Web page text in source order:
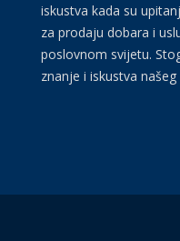
iskustva kada su
za prodaju dobara i
poslovnom svijetu.
znanje i iskustva